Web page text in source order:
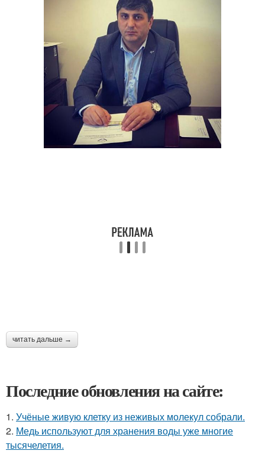
читать дальше →
Последние обновления на сайте:
1. Учёные живую клетку из неживых молекул собрали.
2. Медь используют для хранения воды уже многие
тысячелетия.